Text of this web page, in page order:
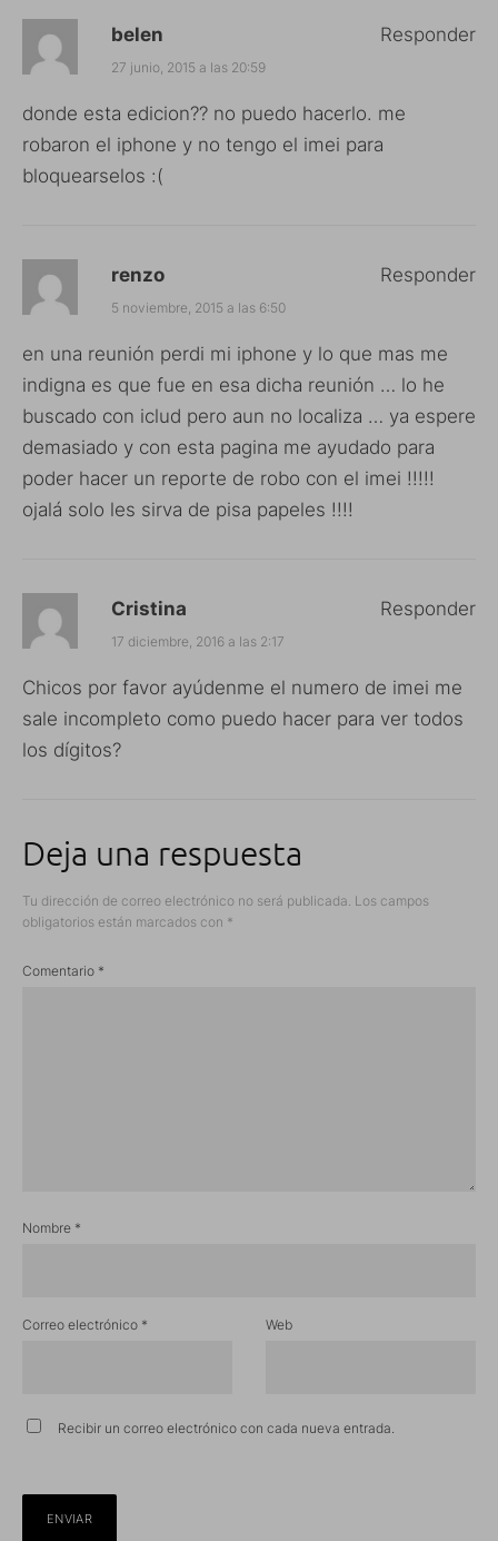
belen
27 junio, 2015 a las 20:59
donde esta edicion?? no puedo hacerlo. me
robaron el iphone y no tengo el imei para
bloquearselos :(
Responder
renzo
5 noviembre, 2015 a las 6:50
en una reunión perdi mi iphone y lo que mas me
indigna es que fue en esa dicha reunión … lo he
buscado con iclud pero aun no localiza … ya espere
demasiado y con esta pagina me ayudado para
poder hacer un reporte de robo con el imei !!!!!
ojalá solo les sirva de pisa papeles !!!!
Responder
Cristina
17 diciembre, 2016 a las 2:17
Chicos por favor ayúdenme el numero de imei me
sale incompleto como puedo hacer para ver todos
los dígitos?
Responder
Deja una respuesta
Tu dirección de correo electrónico no será publicada. Los campos
obligatorios están marcados con *
Comentario *
Nombre *
Correo electrónico * Web
Recibir un correo electrónico con cada nueva entrada.